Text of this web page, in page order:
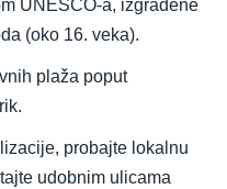
UNESCO-a, izgrađene
(oko 16. veka).
plaža poput
probajte lokalnu
udobnim ulicama